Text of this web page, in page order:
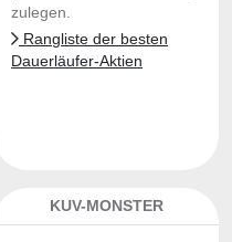
zulegen.
Rangliste der besten
Dauerläufer-Aktien
KUV-MONSTER